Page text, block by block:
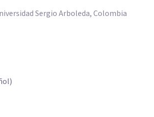
Sergio Arboleda, Colombia